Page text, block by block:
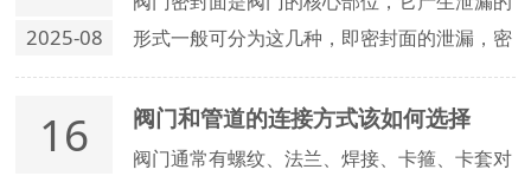
2025-08
形式一般可分为这几种，即密封面的泄漏，密
封圈连接处的泄漏，关闭件脱落产生的泄漏和
密封面间嵌入异物的泄漏。
16 阀门和管道的连接方式该如何选择
阀门通常有螺纹、法兰、焊接、卡箍、卡套对